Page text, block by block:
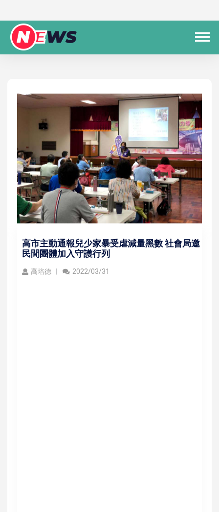
高市主動通報兒少家暴受虐減量黑數 社會局邀
民間團體加入守護行列
高培德 2022/03/31